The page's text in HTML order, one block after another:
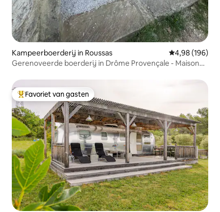
Kampeerboerderij in Roussas Gemiddelde
4,98 (196)
Gerenoveerde boerderij in Drôme Provençale - Maison
Topfavoriet van gasten
Favoriet van gasten